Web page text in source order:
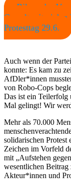
Bilanz der
Gewalt mit vielen
Protesttag 29.6.
Auch wenn der
konnte: Es kam zu
AfDler*innen
von Robo-Cops
Das ist ein Teilerfolg
Mal gelingt! Wir
Mehr als 70.000
solidarischen Protest
Zeichen im Vorfeld
mit „Aufstehen
wesentlichen Beitrag
Akteur*innen und